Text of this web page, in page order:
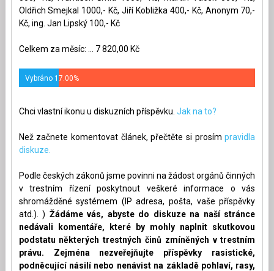
Oldřich Smejkal 1000,- Kč, Jiří Kobližka 400,- Kč, Anonym 70,-
Kč, ing. Jan Lipský 100,- Kč
Celkem za měsíc: ... 7 820,00 Kč
Vybráno 17.00%
Chci vlastní ikonu u diskuzních příspěvku. Jak na to?
Než začnete komentovat článek, přečtěte si prosímpravidla
diskuze.
Podle českých zákonů jsme povinni na žádost orgánů činných
v trestním řízení poskytnout veškeré informace o vás
shromážděné systémem (IP adresa, pošta, vaše příspěvky
atd.). ) Žádáme vás, abyste do diskuze na naší stránce
nedávali komentáře, které by mohly naplnit skutkovou
podstatu některých trestných činů zmíněných v trestním
právu. Zejména nezveřejňujte příspěvky rasistické,
podněcující násilí nebo nenávist na základě pohlaví, rasy,